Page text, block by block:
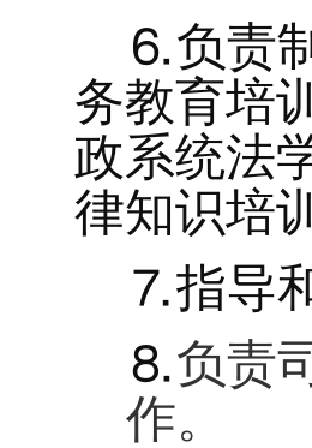
⒍负责
务教育培
政系统法
律知识培
⒎指导
⒏负责
作。